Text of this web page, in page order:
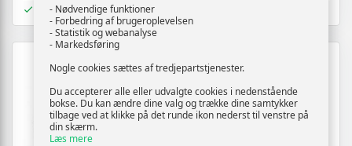
På lager
TILBUD
- Nødvendige funktioner
- Forbedring af brugeroplevelsen
- Statistik og webanalyse
- Markedsføring
Nogle cookies sættes af tredjepartstjenester.
Du accepterer alle eller udvalgte cookies i nedenstående
bokse. Du kan ændre dine valg og trække dine samtykker
tilbage ved at klikke på det runde ikon nederst til venstre på
din skærm.
Læs mere